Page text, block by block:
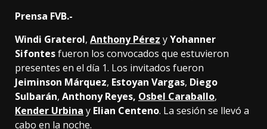
Prensa FVB.-
Windi Graterol, Anthony Pérez yYohanner
Sifontesfueron los convocados que estuvieron
presentes en el día 1. Los invitados fueron
Jeiminson Márquez, Estoyan Vargas, Diego
Sulbarán, Anthony Reyes, Osbel Caraballo,
Kender Urbina y Elian Centeno. La sesión se llevó a
cabo en la noche.